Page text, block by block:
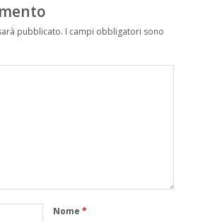
pubblicato. I campi obbligatori sono
Nome *